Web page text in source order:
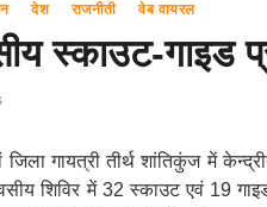
देश राजनीती वेब वायरल
स्काउट-गाइड
गायत्री तीर्थ शांतिकुंज में
शिविर में 32 स्काउट एवं 19